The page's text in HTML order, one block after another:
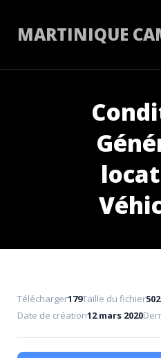
MARTINIQUE
Télécharger179Taille du fichier
Date de création12 mars 2020